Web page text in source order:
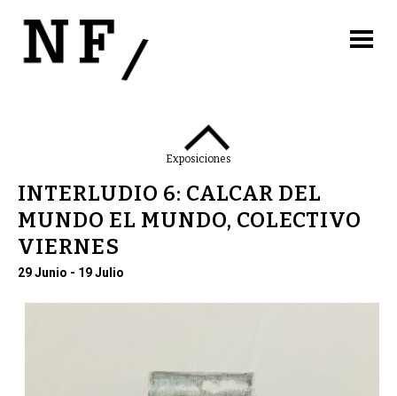
Exposiciones
INTERLUDIO 6: CALCAR DEL
MUNDO EL MUNDO, COLECTIVO
VIERNES
29 Junio - 19 Julio